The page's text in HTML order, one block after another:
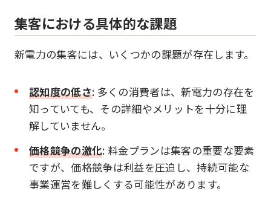
集客における具体的な課題
新電力の集客には、いくつかの課題が存在します。
認知度の低さ: 多くの消費者は、新電力の存在を
知っていても、その詳細やメリットを十分に理
解していません。
価格競争の激化: 料金プランは集客の重要な要素
ですが、価格競争は利益を圧迫し、持続可能な
事業運営を難しくする可能性があります。